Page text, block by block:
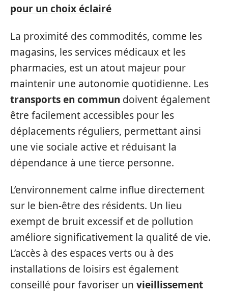
pour un choix éclairé
La proximité des commodités, comme les
magasins, les services médicaux et les
pharmacies, est un atout majeur pour
maintenir une autonomie quotidienne. Les
transports en commun doivent également
être facilement accessibles pour les
déplacements réguliers, permettant ainsi
une vie sociale active et réduisant la
dépendance à une tierce personne.
L’environnement calme influe directement
sur le bien-être des résidents. Un lieu
exempt de bruit excessif et de pollution
améliore significativement la qualité de vie.
L’accès à des espaces verts ou à des
installations de loisirs est également
conseillé pour favoriser un vieillissement